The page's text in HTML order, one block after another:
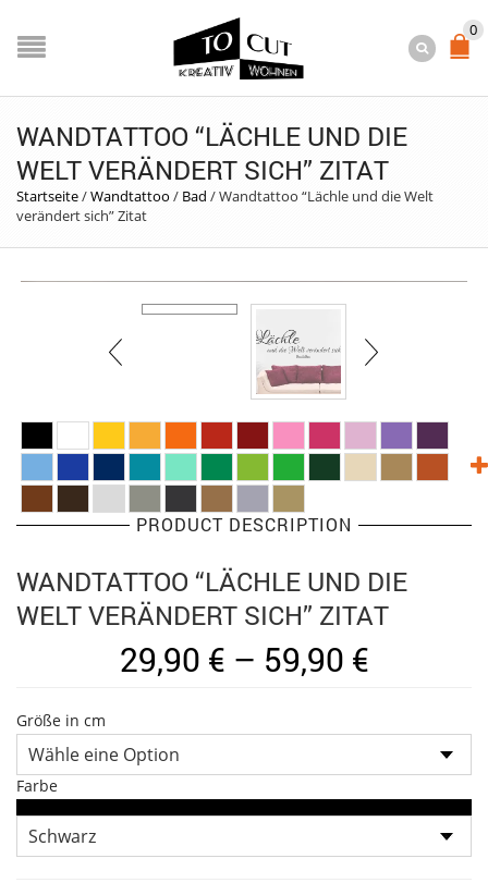
0
WANDTATTOO “LÄCHLE UND DIE
WELT VERÄNDERT SICH” ZITAT
Startseite/Wandtattoo / Bad /Wandtattoo “Lächle und die Welt
verändert sich” Zitat
PRODUCT DESCRIPTION
WANDTATTOO “LÄCHLE UND DIE
WELT VERÄNDERT SICH” ZITAT
29,90 € – 59,90 €
Größe in cm
Farbe